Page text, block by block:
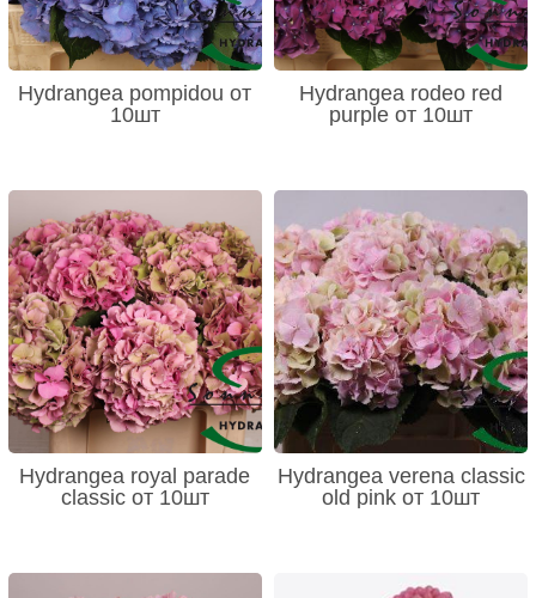
Hydrangea pompidou от
10шт
Hydrangea rodeo red
purple от 10шт
Hydrangea royal parade
classic от 10шт
Hydrangea verena classic
old pink от 10шт